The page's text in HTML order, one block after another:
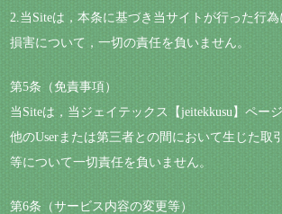
2.当Siteは，本条に基づき当サイトが行った行為
損害について，一切の責任を負いません。
第5条（免責事項）
当Siteは，当ジェイテックス【jeitekkusu】ペー
他のUserまたは第三者との間において生じた取
等について一切責任を負いません。
第6条（サービス内容の変更等）